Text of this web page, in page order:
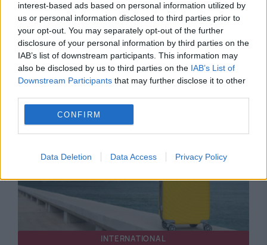
interest-based ads based on personal information utilized by
us or personal information disclosed to third parties prior to
your opt-out. You may separately opt-out of the further
disclosure of your personal information by third parties on the
IAB’s list of downstream participants. This information may
also be disclosed by us to third parties on the IAB’s List of
Downstream Participants that may further disclose it to other
CONFIRM
Data Deletion Data Access Privacy Policy
INTERNATIONAL
Fermierii francezi schimbă culturile din cauza
secetei. Năutul și lintea câștigă teren în
INTERNATIONAL